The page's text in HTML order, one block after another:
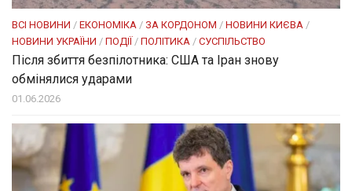
ВСІ НОВИНИ / ЕКОНОМІКА / ЗА КОРДОНОМ / НОВИНИ КИЄВА /
НОВИНИ УКРАЇНИ / ПОДІЇ/ ПОЛІТИКА / СУСПІЛЬСТВО
Після збиття безпілотника: США та Іран знову
обмінялися ударами
01.06.2026